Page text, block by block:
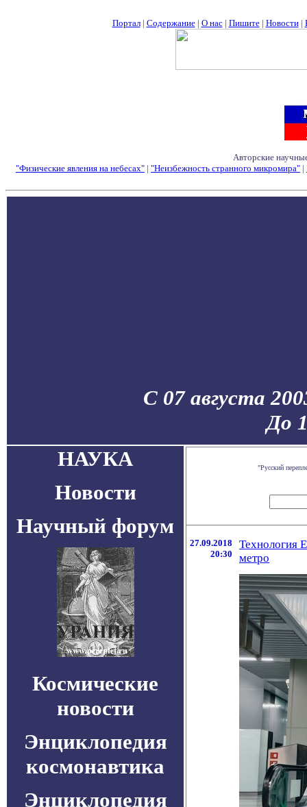
Портал| Содержание| О нас| Пишите| Новости|
Авторские
"Физические явления на небесах" | "Неизбежность странного микромира" |
С 07 августа
До
НАУКА
Новости
Научный форум
Космические
новости
Энциклопедия
космонавтика
Энциклопедия
"Русский
27.09.2018
20:30
Технология
метро